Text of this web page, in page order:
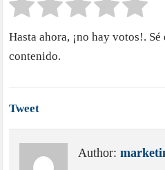
Hasta ahora, ¡no hay votos!.
contenido.
Tweet
Author: